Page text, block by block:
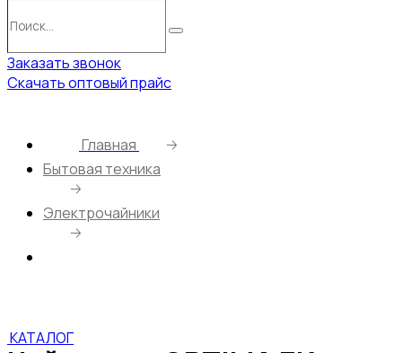
Поиск
Заказать звонок
Скачать оптовый прайс
Главная
🡢
Бытовая техника
🡢
Электрочайники
🡢
КАТАЛОГ